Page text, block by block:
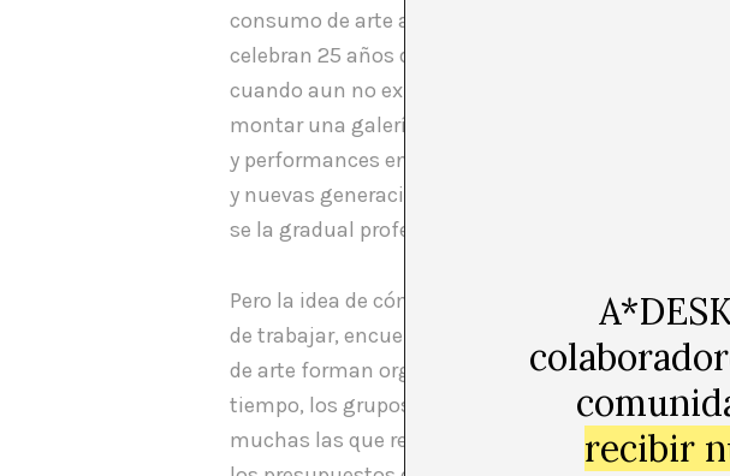
consumo de arte a tiempo real y centran su
celebran 25 años de ATA (Artist Televisión
cuando aun no existía comisario para tal disciplina
montar una galería y , casi sin querer, formaron
y performances encontraban su lugar. ATA puso
y nuevas generaciones ligadas al videoarte. Más
se la gradual profesionalización de la galería, su
Pero la idea de cómo funciona el mecanismo está
de trabajar, encuentra un lugar abierto donde
de arte forman organizaciones, plantean sinergias
tiempo, los grupos se convierten en asociaciones
muchas las que reciben financiación para poder
recibir